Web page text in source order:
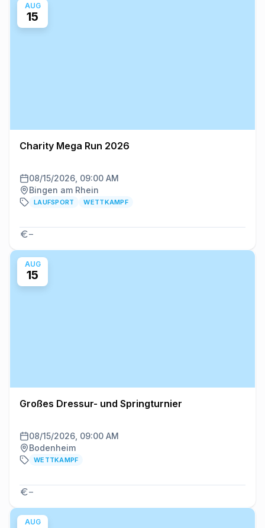
AUG
15
Charity Mega Run 2026
08/15/2026, 09:00 AM
Bingen am Rhein
LAUFSPORT WETTKAMPF
–
AUG
15
Großes Dressur- und Springturnier
08/15/2026, 09:00 AM
Bodenheim
WETTKAMPF
–
AUG